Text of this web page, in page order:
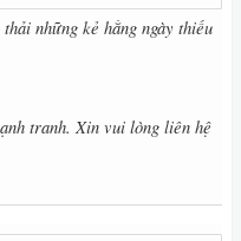
những kẻ hằng ngày thiếu
tranh. Xin vui lòng liên hệ